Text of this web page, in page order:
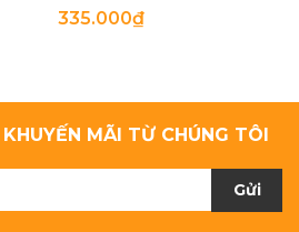
335.000₫
MÃI TỪ CHÚNG TÔI
Gửi